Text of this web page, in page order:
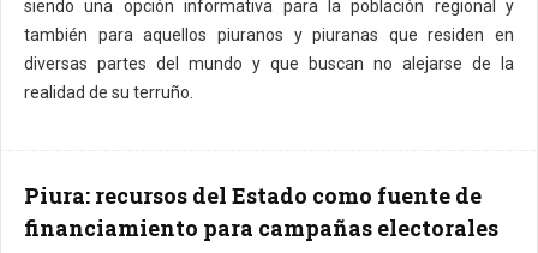
siendo una opción informativa para la población regional y
también para aquellos piuranos y piuranas que residen en
diversas partes del mundo y que buscan no alejarse de la
realidad de su terruño.
Piura: recursos del Estado como fuente de
financiamiento para campañas electorales